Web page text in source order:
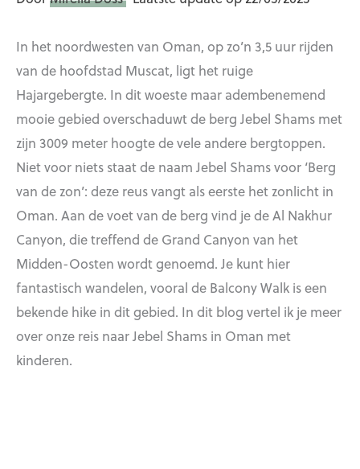
In het noordwesten van Oman, op zo’n 3,5 uur rijden
van de hoofdstad Muscat, ligt het ruige
Hajargebergte. In dit woeste maar adembenemend
mooie gebied overschaduwt de berg Jebel Shams met
zijn 3009 meter hoogte de vele andere bergtoppen.
Niet voor niets staat de naam Jebel Shams voor ‘Berg
van de zon’: deze reus vangt als eerste het zonlicht in
Oman. Aan de voet van de berg vind je de Al Nakhur
Canyon, die treffend de Grand Canyon van het
Midden-Oosten wordt genoemd. Je kunt hier
fantastisch wandelen, vooral de Balcony Walk is een
bekende hike in dit gebied. In dit blog vertel ik je meer
over onze reis naar Jebel Shams in Oman met
kinderen.